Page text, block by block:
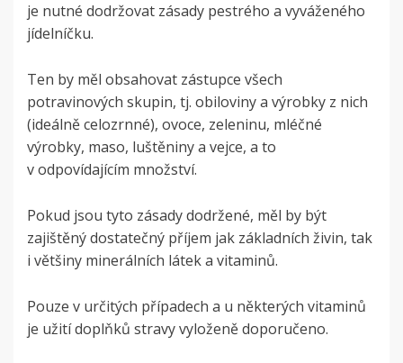
je nutné dodržovat zásady pestrého a vyváženého
jídelníčku.
Ten by měl obsahovat zástupce všech
potravinových skupin, tj. obiloviny a výrobky z nich
(ideálně celozrnné), ovoce, zeleninu, mléčné
výrobky, maso, luštěniny a vejce, a to
v odpovídajícím množství.
Pokud jsou tyto zásady dodržené, měl by být
zajištěný dostatečný příjem jak základních živin, tak
i většiny minerálních látek a vitaminů.
Pouze v určitých případech a u některých vitaminů
je užití doplňků stravy vyloženě doporučeno.